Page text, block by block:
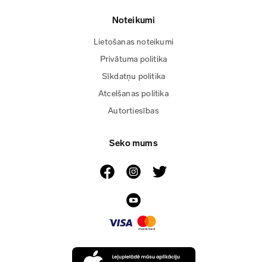
Noteikumi
Lietošanas noteikumi
Privātuma politika
Sīkdatņu politika
Atcelšanas politika
Autortiesības
Seko mums